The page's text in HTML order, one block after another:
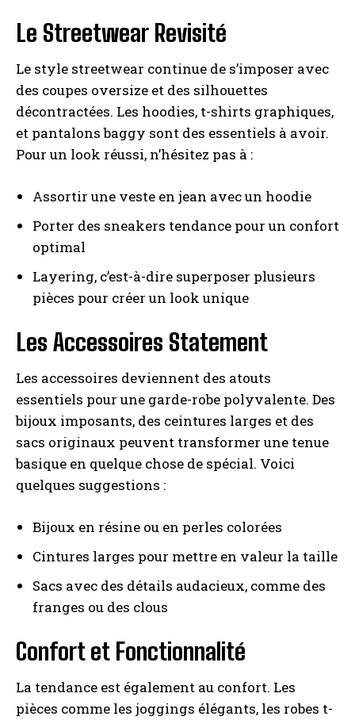
Le Streetwear Revisité
Le style streetwear continue de s’imposer avec
des coupes oversize et des silhouettes
décontractées. Les hoodies, t-shirts graphiques,
et pantalons baggy sont des essentiels à avoir.
Pour un look réussi, n’hésitez pas à :
Assortir une veste en jean avec un hoodie
Porter des sneakers tendance pour un confort
optimal
Layering, c’est-à-dire superposer plusieurs
pièces pour créer un look unique
Les Accessoires Statement
Les accessoires deviennent des atouts
essentiels pour une garde-robe polyvalente. Des
bijoux imposants, des ceintures larges et des
sacs originaux peuvent transformer une tenue
basique en quelque chose de spécial. Voici
quelques suggestions :
Bijoux en résine ou en perles colorées
Cintures larges pour mettre en valeur la taille
Sacs avec des détails audacieux, comme des
franges ou des clous
Confort et Fonctionnalité
La tendance est également au confort. Les
pièces comme les joggings élégants, les robes t-